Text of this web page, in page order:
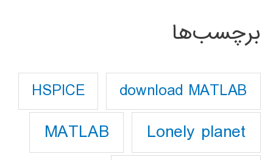
برچسب‌ها
download MATLAB
HSPICE
Lonely planet
MATLAB